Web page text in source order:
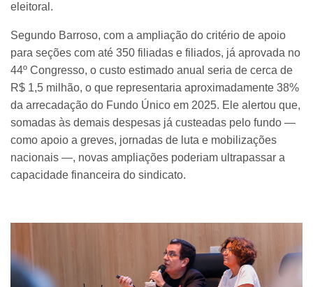
eleitoral.
Segundo Barroso, com a ampliação do critério de apoio
para seções com até 350 filiadas e filiados, já aprovada no
44º Congresso, o custo estimado anual seria de cerca de
R$ 1,5 milhão, o que representaria aproximadamente 38%
da arrecadação do Fundo Único em 2025. Ele alertou que,
somadas às demais despesas já custeadas pelo fundo —
como apoio a greves, jornadas de luta e mobilizações
nacionais —, novas ampliações poderiam ultrapassar a
capacidade financeira do sindicato.